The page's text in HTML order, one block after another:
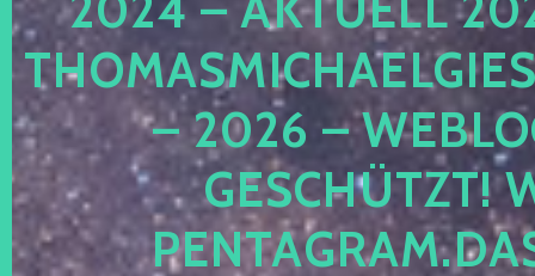
– 2026 –
ESCHÜTZT!